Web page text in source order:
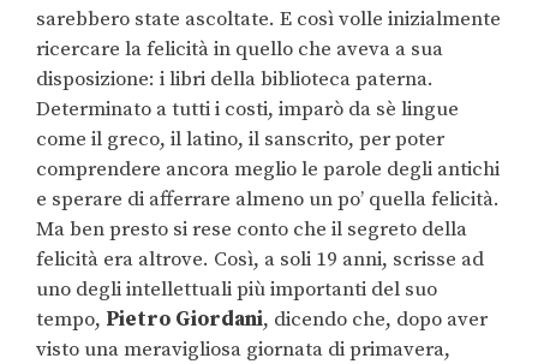
sarebbero state ascoltate. E così volle inizialmente
ricercare la felicità in quello che aveva a sua
disposizione: i libri della biblioteca paterna.
Determinato a tutti i costi, imparò da sè lingue
come il greco, il latino, il sanscrito, per poter
comprendere ancora meglio le parole degli antichi
e sperare di afferrare almeno un po’ quella felicità.
Ma ben presto si rese conto che il segreto della
felicità era altrove. Così, a soli 19 anni, scrisse ad
uno degli intellettuali più importanti del suo
tempo, Pietro Giordani, dicendo che, dopo aver
visto una meravigliosa giornata di primavera,